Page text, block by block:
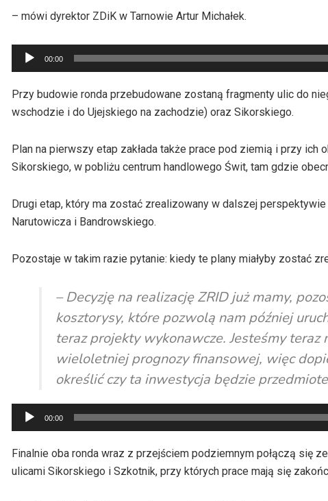
– mówi dyrektor ZDiK w Tarnowie Artur Michałek.
Odtwarzacz
plików
dźwiękowych
00:00
Przy budowie ronda przebudowane zostaną fragmenty ulic do
wschodzie i do Ujejskiego na zachodzie) oraz Sikorskiego.
Plan na pierwszy etap zakłada także prace pod ziemią i przy
Sikorskiego, w pobliżu centrum handlowego Świt, tam gdzie
Drugi etap, który ma zostać zrealizowany w dalszej
Narutowicza i Bandrowskiego.
Pozostaje w takim razie pytanie: kiedy te plany miałyby zostać
– Decyzję na realizację ZRID już mamy,
kosztorysy, które pozwolą nam później
teraz projekty wykonawcze. Jesteśmy
wieloletniej prognozy finansowej, więc
określić czy ta inwestycja będzie
Odtwarzacz
plików
dźwiękowych
00:00
Finalnie oba ronda wraz z przejściem podziemnym połączą się
ulicami Sikorskiego i Szkotnik, przy których prace mają się